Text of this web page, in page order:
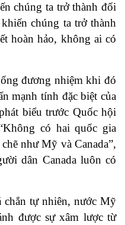
chúng ta trở thành đối
chúng ta trở thành
hoàn hảo, không ai có
đương nhiệm khi đó
mạnh tính đặc biệt của
biểu trước Quốc hội
có hai quốc gia
như Mỹ và Canada”,
dân Canada luôn có
chắn tự nhiên, nước Mỹ
được sự xâm lược từ